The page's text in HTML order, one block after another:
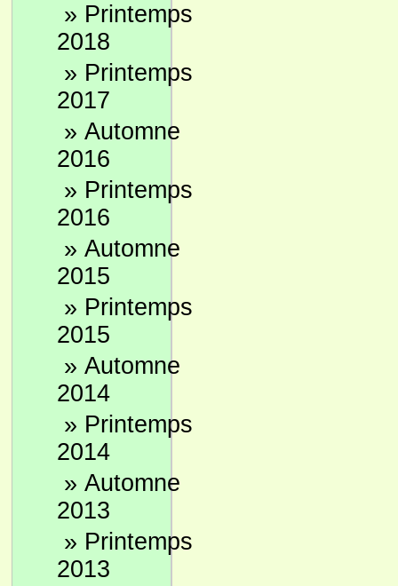
» Printemps
2018
» Printemps
2017
» Automne
2016
» Printemps
2016
» Automne
2015
» Printemps
2015
» Automne
2014
» Printemps
2014
» Automne
2013
» Printemps
2013